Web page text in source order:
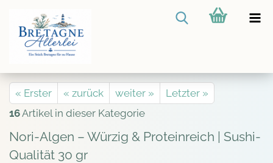
« Erster « zurück weiter »
Letzter »
16Artikel in dieser Kategorie
Nori-Algen – Würzig & Proteinreich | Sushi-
Qualität 30 gr